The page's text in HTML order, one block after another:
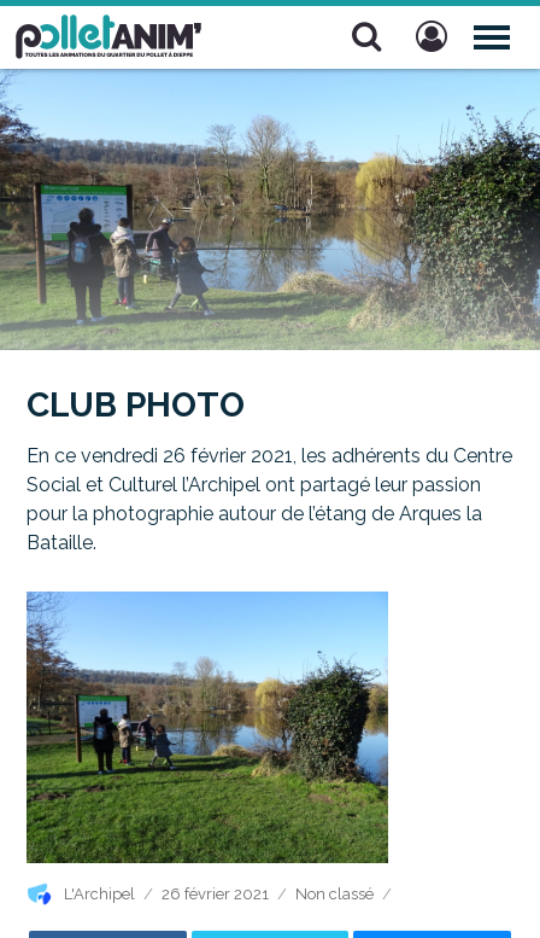
Pollet Anim'
CLUB PHOTO
En ce vendredi 26 février 2021, les adhérents du Centre
Social et Culturel l’Archipel ont partagé leur passion
pour la photographie autour de l’étang de Arques la
Bataille.
Auteur
L'Archipel
Publié
26 février 2021 Catégories
Non classé